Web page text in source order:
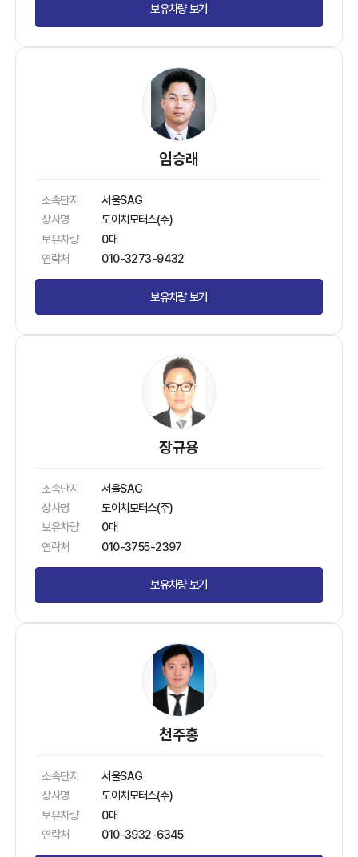
보유차량 보기
임승래
소속단지
서울SAG
상사명
도이치모터스(주)
보유차량
0대
연락처
010-3273-9432
보유차량 보기
장규용
소속단지
서울SAG
상사명
도이치모터스(주)
보유차량
0대
연락처
010-3755-2397
보유차량 보기
천주홍
소속단지
서울SAG
상사명
도이치모터스(주)
보유차량
0대
연락처
010-3932-6345